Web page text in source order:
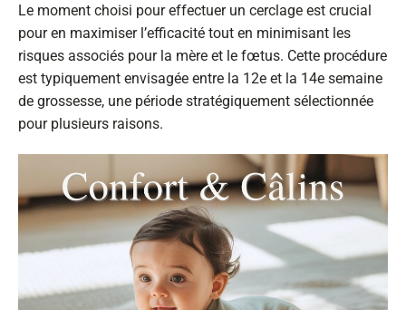
Le moment choisi pour effectuer un cerclage est crucial
pour en maximiser l’efficacité tout en minimisant les
risques associés pour la mère et le fœtus. Cette procédure
est typiquement envisagée entre la 12e et la 14e semaine
de grossesse, une période stratégiquement sélectionnée
pour plusieurs raisons.